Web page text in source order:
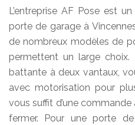
L’entreprise AF Pose est
porte de garage à
de nombreux modèles de
permettent un large
battante à deux vantaux,
avec motorisation pour
vous suffit d’une
fermer. Pour une porte